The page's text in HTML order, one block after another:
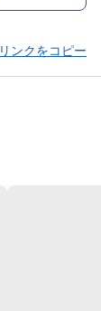
リンクをコピー